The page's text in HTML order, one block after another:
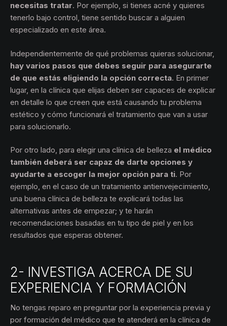
necesitas tratar. Por ejemplo, si tienes acné y quieres
tenerlo bajo control, tiene sentido buscar a alguien
especializado en este área.
Independientemente de qué problemas quieras solucionar,
hay varios pasos que debes seguir para asegurarte
de que estás eligiendo la opción correcta. En primer
lugar, en la clínica que elijas deben ser capaces de explicar
en detalle lo que creen que está causando tu problema
estético y cómo funcionará el tratamiento que van a usar
para solucionarlo.
Por otro lado, para elegir una clínica de belleza el médico
también deberá ser capaz de darte opciones y
ayudarte a escoger la mejor opción para ti. Por
ejemplo, en el caso de un tratamiento antienvejecimiento,
una buena clínica de belleza te explicará todas las
alternativas antes de empezar; y te harán
recomendaciones basadas en tu tipo de piel y en los
resultados que esperas obtener.
2- INVESTIGA ACERCA DE SU
EXPERIENCIA Y FORMACIÓN
No tengas reparo en preguntar por la experiencia previa y
por formación del médico que te atenderá en la clínica de